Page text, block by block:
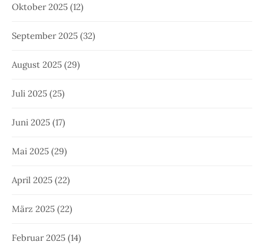
Oktober 2025 (12)
September 2025 (32)
August 2025 (29)
Juli 2025 (25)
Juni 2025 (17)
Mai 2025 (29)
April 2025 (22)
März 2025 (22)
Februar 2025 (14)